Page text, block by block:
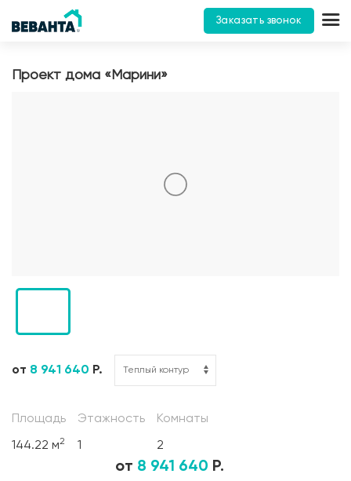
Заказать звонок
Проект дома «Марини»
от 8 941 640 Р.
Площадь
144.22 м2
Этажность
1
Комнаты
2
от 8 941 640 Р.